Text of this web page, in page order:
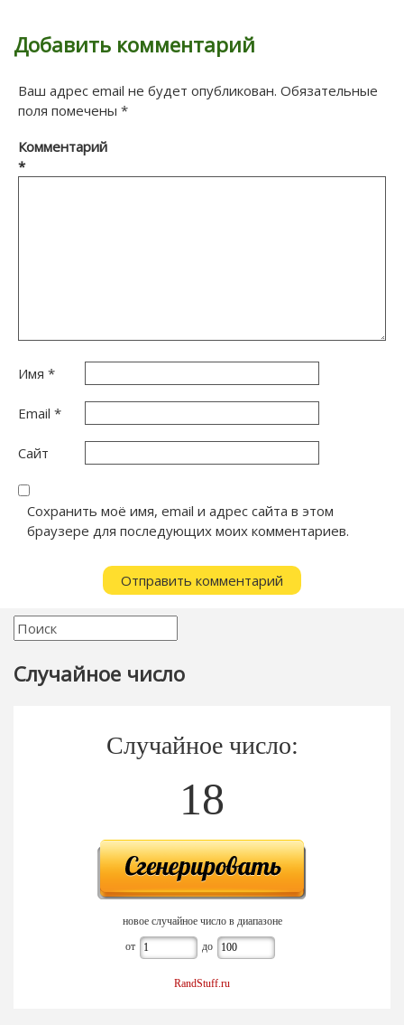
Добавить комментарий
Ваш адрес email не будет опубликован. Обязательные
поля помечены *
Комментарий
*
Имя *
Email *
Сайт
Сохранить моё имя, email и адрес сайта в этом
браузере для последующих моих комментариев.
Случайное число
Случайное число:
18
новое случайное число в диапазоне
от до
RandStuff.ru